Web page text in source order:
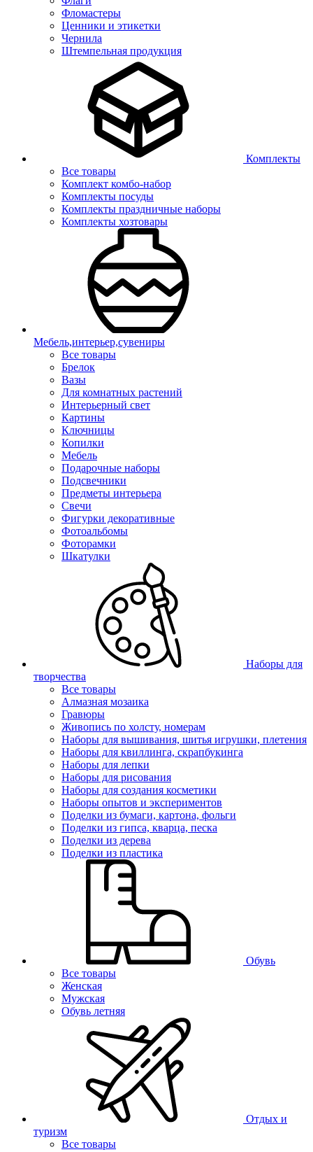
Фломастеры
Ценники и этикетки
Чернила
Штемпельная продукция
Комплекты
Все товары
Комплект комбо-набор
Комплекты посуды
Комплекты праздничные наборы
Комплекты хозтовары
Мебель,интерьер,сувениры
Все товары
Брелок
Вазы
Для комнатных растений
Интерьерный свет
Картины
Ключницы
Копилки
Мебель
Подарочные наборы
Подсвечники
Предметы интерьера
Свечи
Фигурки декоративные
Фотоальбомы
Фоторамки
Шкатулки
Наборы для
творчества
Все товары
Алмазная мозаика
Гравюры
Живопись по холсту, номерам
Наборы для вышивания, шитья игрушки, плетения
Наборы для квиллинга, скрапбукинга
Наборы для лепки
Наборы для рисования
Наборы для создания косметики
Наборы опытов и экспериментов
Поделки из бумаги, картона, фольги
Поделки из гипса, кварца, песка
Поделки из дерева
Поделки из пластика
Обувь
Все товары
Женская
Мужская
Обувь летняя
Отдых и
туризм
Все товары